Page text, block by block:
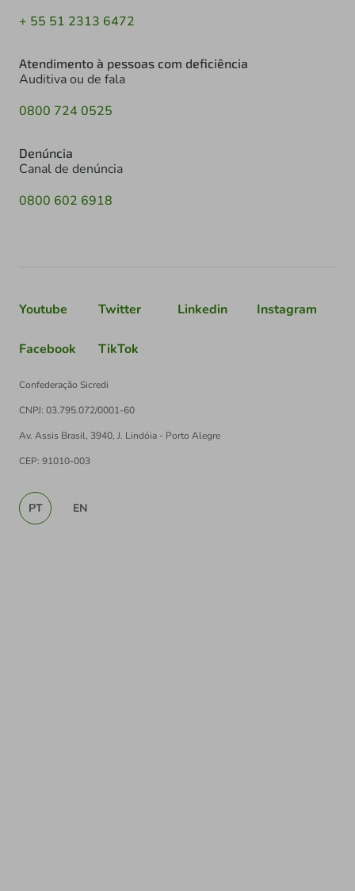
+ 55 51 2313 6472
Atendimento à pessoas com deficiência
Auditiva ou de fala
0800 724 0525
Denúncia
Canal de denúncia
0800 602 6918
Youtube Twitter Linkedin Instagram
Facebook TikTok
Confederação Sicredi
CNPJ: 03.795.072/0001-60
Av. Assis Brasil, 3940, J. Lindóia - Porto Alegre
CEP: 91010-003
PT EN